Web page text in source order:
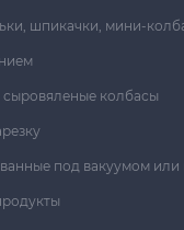
шпикачки, мини-
колбасы
под вакуумом или